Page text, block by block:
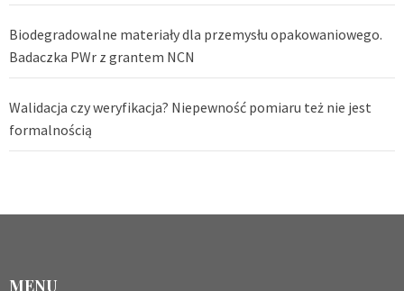
Biodegradowalne materiały dla przemysłu opakowaniowego.
Badaczka PWr z grantem NCN
Walidacja czy weryfikacja? Niepewność pomiaru też nie jest
formalnością
MENU